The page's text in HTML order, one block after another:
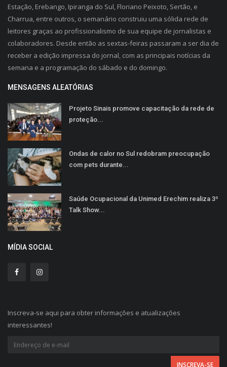
Estação, Erebango, Ipiranga do Sul, Floriano Peixoto, Sertão, e
Charrua, entre outros, o semanário construiu uma sólida rede de
leitores graças ao profissionalismo de sua equipe de jornalistas e
colaboradores. Desde então as sextas-feiras passaram a ser dia de
receber a edição impressa do jornal, com as principais notícias da
semana e a programação do sábado e do domingo.
MENSAGENS ALEATÓRIAS
Projeto Sinais promove capacitação da rede de
proteção...
Ondas de calor no Sul redobram preocupação
com pets durante...
Saúde Ocupacional da Unimed Erechim realiza 3º
Talk Show...
MÍDIA SOCIAL
Inscreva-se aqui para obter informações e atualizações
interessantes!